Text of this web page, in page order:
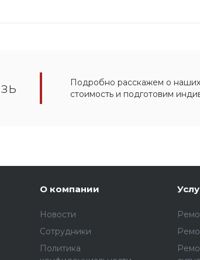
Подробно расскажем о наших
стоимость и подготовим
О компании
Новости
Сотрудники
Политика